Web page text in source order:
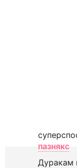
пазнякс
Дуракам